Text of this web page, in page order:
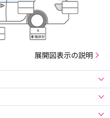
A
車検非対
応
展開図表示の説明